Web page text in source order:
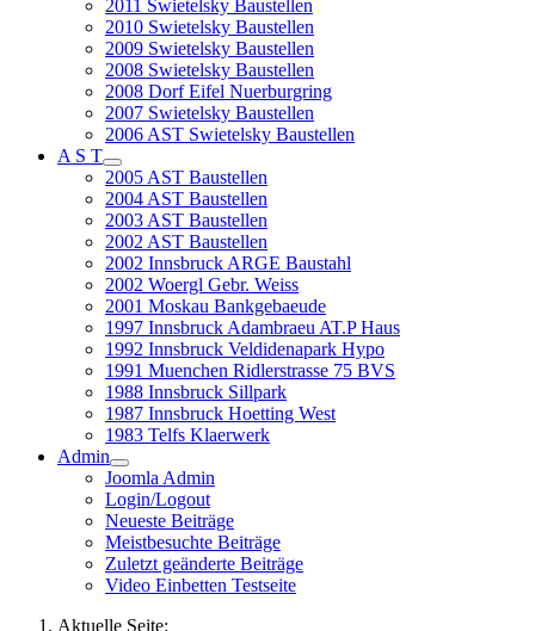
2011 Swietelsky Baustellen
2010 Swietelsky Baustellen
2009 Swietelsky Baustellen
2008 Swietelsky Baustellen
2008 Dorf Eifel Nuerburgring
2007 Swietelsky Baustellen
2006 AST Swietelsky Baustellen
A S T
2005 AST Baustellen
2004 AST Baustellen
2003 AST Baustellen
2002 AST Baustellen
2002 Innsbruck ARGE Baustahl
2002 Woergl Gebr. Weiss
2001 Moskau Bankgebaeude
1997 Innsbruck Adambraeu AT.P Haus
1992 Innsbruck Veldidenapark Hypo
1991 Muenchen Ridlerstrasse 75 BVS
1988 Innsbruck Sillpark
1987 Innsbruck Hoetting West
1983 Telfs Klaerwerk
Admin
Joomla Admin
Login/Logout
Neueste Beiträge
Meistbesuchte Beiträge
Zuletzt geänderte Beiträge
Video Einbetten Testseite
Aktuelle Seite: